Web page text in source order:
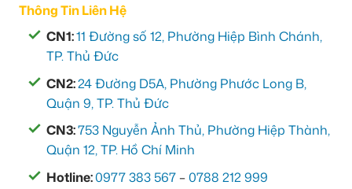
Thông Tin Liên Hệ
CN1:11 Đường số 12, Phường Hiệp Bình Chánh,
TP. Thủ Đức
CN2:24 Đường D5A, Phường Phước Long B,
Quận 9, TP. Thủ Đức
CN3:753 Nguyễn Ảnh Thủ, Phường Hiệp Thành,
Quận 12, TP. Hồ Chí Minh
Hotline:0977 383 567 –0788 212 999